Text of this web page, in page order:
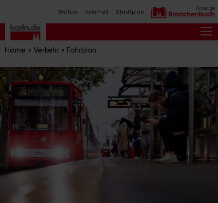
Inhalt
springen
Wetter Kölnmail Stadtplan
Home » Verkehr » Fahrplan